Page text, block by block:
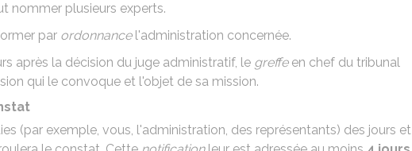
nommer plusieurs experts.
par ordonnancel'administration concernée.
après la décision du juge administratif, le greffeen chef du tribunal
qui le convoque et l'objet de sa mission.
(par exemple, vous, l'administration, des représentants) des jours et